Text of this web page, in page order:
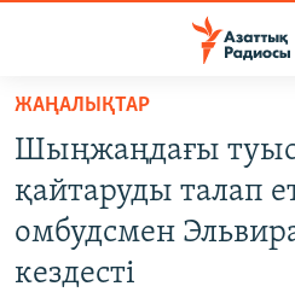
Skip
main
content
main
САЯСАТ
AZATTYQTV
ҚАҢТАР ОҚИҒАСЫ
ЖАҢАЛЫҚТАР
Шыңжаңдағы
қайтаруды талап
омбудсмен
кездесті